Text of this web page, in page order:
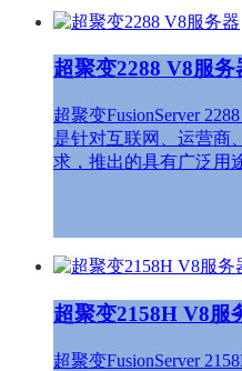
超聚变2288 V8服务
超聚变FusionServer
是针对互联网、运营商
求，推出的具有广泛用
超聚变2158H V8服
超聚变FusionServer